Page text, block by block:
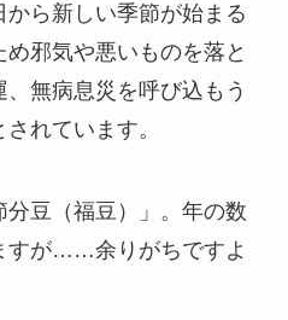
ら新しい季節が始まる
邪気や悪いものを落と
無病息災を呼び込もう
れています。
豆（福豆）」。年の数
すが……余りがちですよ